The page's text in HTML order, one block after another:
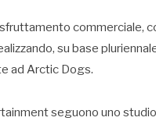
commerciale,
su base
ad Arctic Dogs.
seguono uno